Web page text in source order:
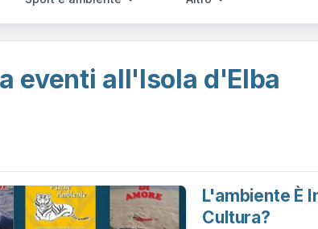
eventi all'Isola d'Elba
L'ambiente È
Cultura?